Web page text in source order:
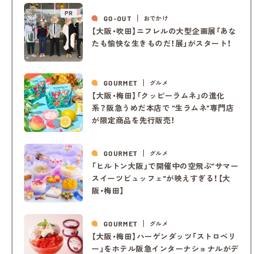
PR
GO-OUT おでかけ
【大阪・吹田】ニフレルの大型企画展「あな
たも愉快な生きものだ！展」がスタート！
GOURMET グルメ
【大阪・梅田】「クッピーラムネ」の進化
系？阪急うめだ本店で “生ラムネ”専門店
が限定商品を先行販売！
GOURMET グルメ
「ヒルトン大阪」で開催中の空飛ぶ“サマー
スイーツビュッフェ”が映えすぎる！【大
阪・梅田】
GOURMET グルメ
【大阪・梅田】ハーゲンダッツ「ストロベリ
ー」をホテル阪急インターナショナルがデ